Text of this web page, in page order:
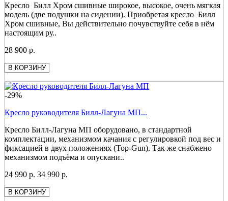
Кресло Билл Хром сшивные широкое, высокое, очень мягкая
модель (две подушки на сидении). Приобретая кресло Билл
Хром сшивные, Вы действительно почувствуйте себя в нём
настоящим ру..
28 900 р.
В КОРЗИНУ
-29%
Кресло руководителя Билл-Лагуна МП...
Кресло Билл-Лагуна МП оборудовано, в стандартной
комплектации, механизмом качания с регулировкой под вес и
фиксацией в двух положениях (Top-Gun). Так же снабжено
механизмом подъёма и опускани..
24 990 р. 34 990 р.
В КОРЗИНУ